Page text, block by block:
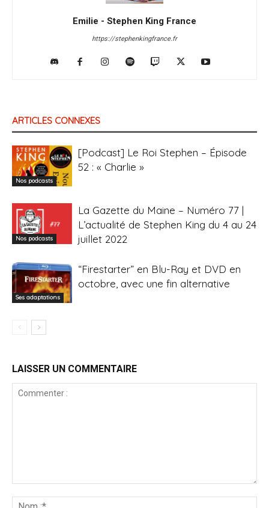
Emilie - Stephen King France
https://stephenkingfrance.fr
ARTICLES CONNEXES
Nos podcasts
[Podcast] Le Roi Stephen – Épisode
52 : « Charlie »
Nos podcasts
La Gazette du Maine – Numéro 77 |
L’actualité de Stephen King du 4 au 24
juillet 2022
Ses adaptations
“Firestarter” en Blu-Ray et DVD en
octobre, avec une fin alternative
LAISSER UN COMMENTAIRE